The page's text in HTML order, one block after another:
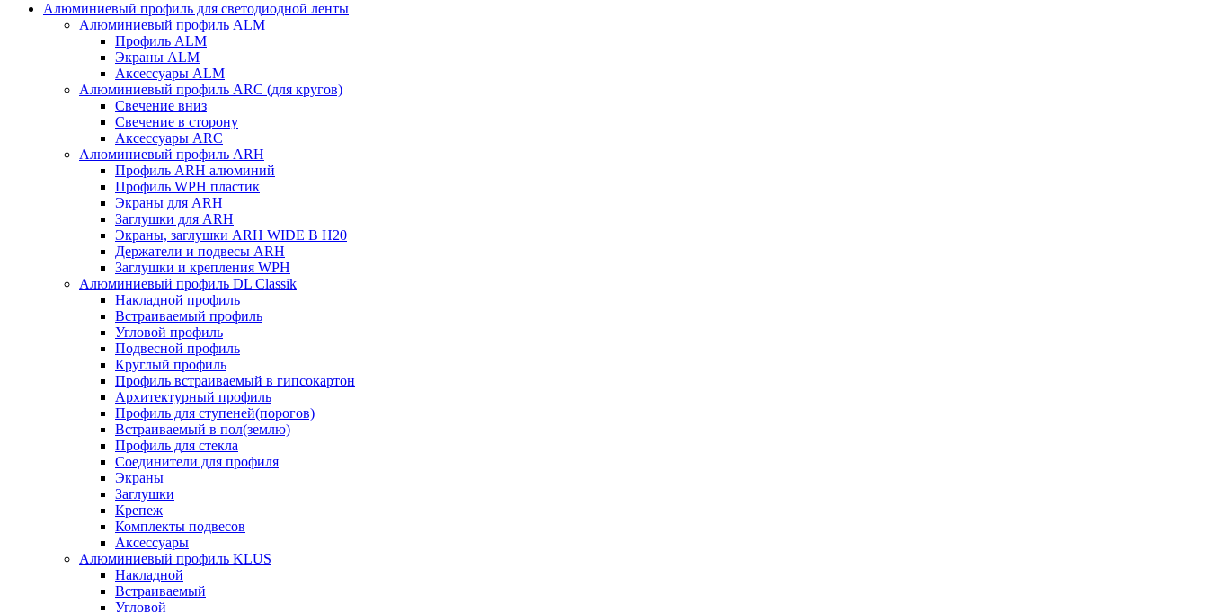
Алюминиевый профиль для светодиодной ленты
Алюминиевый профиль ALM
Профиль ALM
Экраны ALM
Аксессуары ALM
Алюминиевый профиль ARC (для кругов)
Свечение вниз
Свечение в сторону
Аксессуары ARC
Алюминиевый профиль ARH
Профиль ARH алюминий
Профиль WPH пластик
Экраны для ARH
Заглушки для ARH
Экраны, заглушки ARH WIDE B H20
Держатели и подвесы ARH
Заглушки и крепления WPH
Алюминиевый профиль DL Classik
Накладной профиль
Встраиваемый профиль
Угловой профиль
Подвесной профиль
Круглый профиль
Профиль встраиваемый в гипсокартон
Архитектурный профиль
Профиль для ступеней(порогов)
Встраиваемый в пол(землю)
Профиль для стекла
Соединители для профиля
Экраны
Заглушки
Крепеж
Комплекты подвесов
Аксессуары
Алюминиевый профиль KLUS
Накладной
Встраиваемый
Угловой